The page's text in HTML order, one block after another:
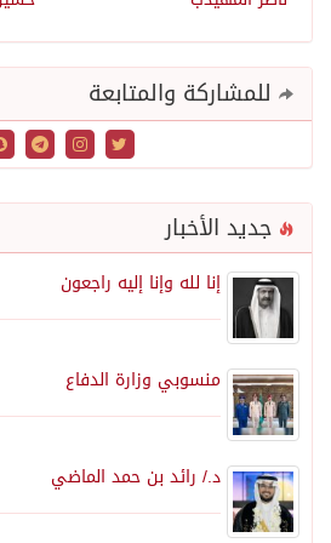
للمشاركة والمتابعة
جديد الأخبار
إنا لله وإنا إليه راجعون
منسوبي وزارة الدفاع
د./ رائد بن حمد الماضي